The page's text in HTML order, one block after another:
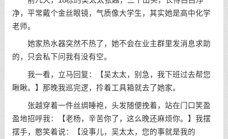
净，平常戴个金丝眼镜，气质像大学生，其实她是高中化学
老师。
她家热水器突然不热了，她不会在业主群里发消息求助
的，只会私下问我有没有空。
我一看，立马回复：【吴太太，别急，我下班过去帮您
瞅瞅。】那晚我巡完逻，拎着工具箱就去了她家。
张越穿着一件丝绸睡袍，头发随便挽着，站在门口笑盈
盈地招呼我：【老杨，辛苦你了，这么晚还麻烦你。】我摆
摆手，憨笑着说：【没事儿，吴太太，您的事就是我的